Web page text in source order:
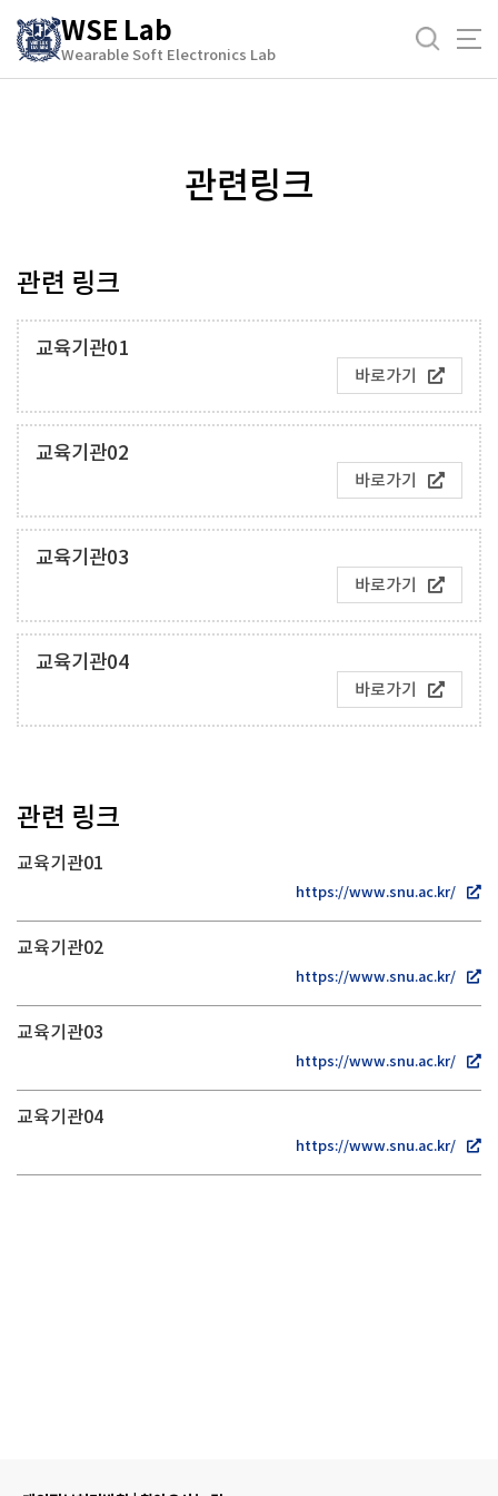
WSE Lab
Wearable Soft Electronics Lab
관련링크
관련링크
관련 링크
교육기관01
바로가기
교육기관02
바로가기
교육기관03
바로가기
교육기관04
바로가기
관련 링크
교육기관01
https://www.snu.ac.kr/
교육기관02
https://www.snu.ac.kr/
교육기관03
https://www.snu.ac.kr/
교육기관04
https://www.snu.ac.kr/